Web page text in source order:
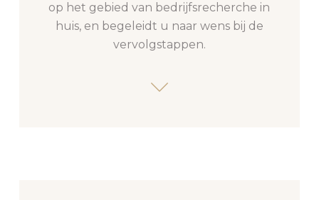
op het gebied van bedrijfsrecherche in
huis, en begeleidt u naar wens bij de
vervolgstappen.